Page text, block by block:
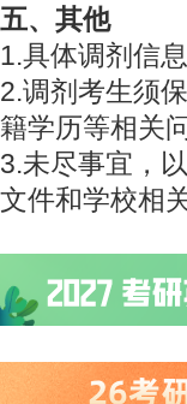
五、其他
1.具体调剂信
2.调剂考生须
籍学历等相关
3.未尽事宜，
文件和学校相